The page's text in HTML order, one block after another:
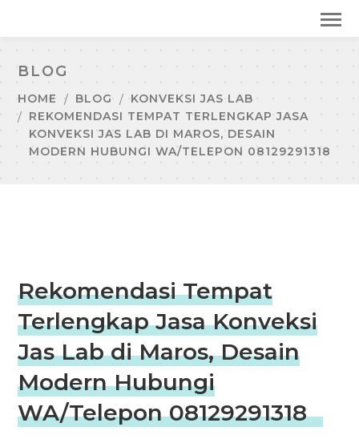
BLOG
HOME BLOG
KONVEKSI JAS LAB
REKOMENDASI TEMPAT TERLENGKAP JASA
KONVEKSI JAS LAB DI MAROS, DESAIN
MODERN HUBUNGI WA/TELEPON 08129291318
Rekomendasi Tempat
Terlengkap Jasa Konveksi
Jas Lab di Maros, Desain
Modern Hubungi
WA/Telepon 08129291318